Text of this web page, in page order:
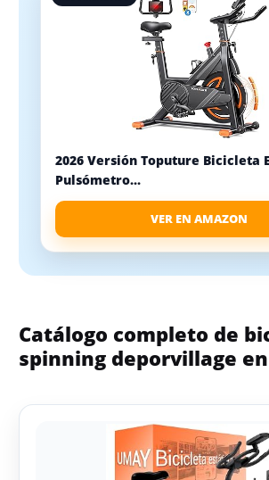
2026 Versión Toputure Bicicleta
Pulsómetro...
VER EN AMAZON
Catálogo completo de
spinning deporvillage